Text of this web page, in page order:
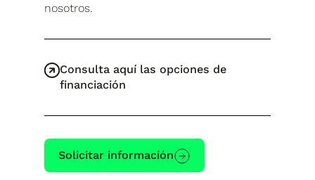
nosotros.
Consulta aquí las opciones de
financiación
Solicitar información